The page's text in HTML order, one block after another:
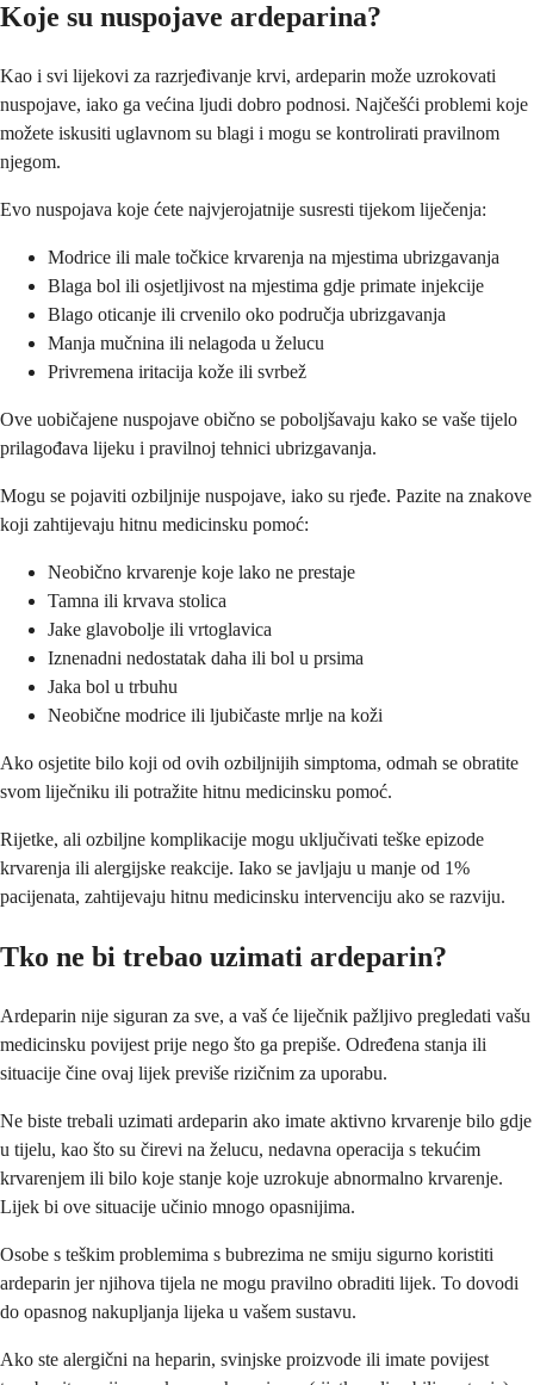
Koje su nuspojave ardeparina?
Kao i svi lijekovi za razrjeđivanje krvi, ardeparin može uzrokovati
nuspojave, iako ga većina ljudi dobro podnosi. Najčešći problemi koje
možete iskusiti uglavnom su blagi i mogu se kontrolirati pravilnom
njegom.
Evo nuspojava koje ćete najvjerojatnije susresti tijekom liječenja:
Modrice ili male točkice krvarenja na mjestima ubrizgavanja
Blaga bol ili osjetljivost na mjestima gdje primate injekcije
Blago oticanje ili crvenilo oko područja ubrizgavanja
Manja mučnina ili nelagoda u želucu
Privremena iritacija kože ili svrbež
Ove uobičajene nuspojave obično se poboljšavaju kako se vaše tijelo
prilagođava lijeku i pravilnoj tehnici ubrizgavanja.
Mogu se pojaviti ozbiljnije nuspojave, iako su rjeđe. Pazite na znakove
koji zahtijevaju hitnu medicinsku pomoć:
Neobično krvarenje koje lako ne prestaje
Tamna ili krvava stolica
Jake glavobolje ili vrtoglavica
Iznenadni nedostatak daha ili bol u prsima
Jaka bol u trbuhu
Neobične modrice ili ljubičaste mrlje na koži
Ako osjetite bilo koji od ovih ozbiljnijih simptoma, odmah se obratite
svom liječniku ili potražite hitnu medicinsku pomoć.
Rijetke, ali ozbiljne komplikacije mogu uključivati teške epizode
krvarenja ili alergijske reakcije. Iako se javljaju u manje od 1%
pacijenata, zahtijevaju hitnu medicinsku intervenciju ako se razviju.
Tko ne bi trebao uzimati ardeparin?
Ardeparin nije siguran za sve, a vaš će liječnik pažljivo pregledati vašu
medicinsku povijest prije nego što ga prepiše. Određena stanja ili
situacije čine ovaj lijek previše rizičnim za uporabu.
Ne biste trebali uzimati ardeparin ako imate aktivno krvarenje bilo gdje
u tijelu, kao što su čirevi na želucu, nedavna operacija s tekućim
krvarenjem ili bilo koje stanje koje uzrokuje abnormalno krvarenje.
Lijek bi ove situacije učinio mnogo opasnijima.
Osobe s teškim problemima s bubrezima ne smiju sigurno koristiti
ardeparin jer njihova tijela ne mogu pravilno obraditi lijek. To dovodi
do opasnog nakupljanja lijeka u vašem sustavu.
Ako ste alergični na heparin, svinjske proizvode ili imate povijest